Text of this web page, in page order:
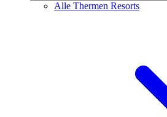
Alle Thermen Resorts